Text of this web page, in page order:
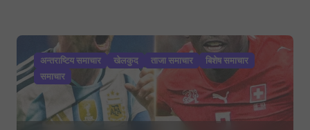
अन्तराष्टिय समाचार खेलकुद ताजा समाचार
बिशेष समाचार
समाचार